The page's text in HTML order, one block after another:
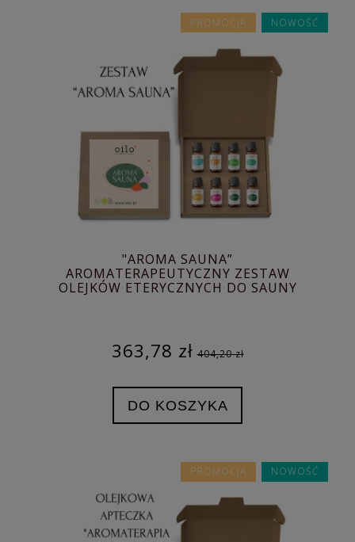
"AROMA SAUNA”
AROMATERAPEUTYCZNY ZESTAW
OLEJKÓW ETERYCZNYCH DO SAUNY
363,78 zł 404,20 zł
DO KOSZYKA
PROMOCJA NOWOŚĆ
PROMOCJA NOWOŚĆ